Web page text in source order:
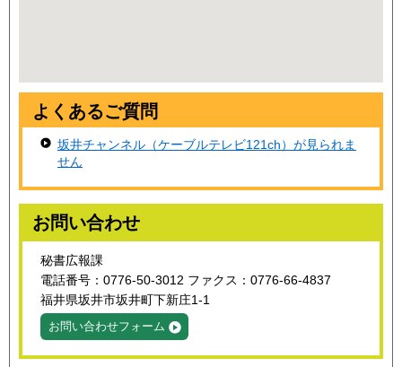
よくあるご質問
坂井チャンネル（ケーブルテレビ121ch）が見られま
せん
お問い合わせ
秘書広報課
電話番号：0776-50-3012 ファクス：0776-66-4837
福井県坂井市坂井町下新庄1-1
お問い合わせフォーム